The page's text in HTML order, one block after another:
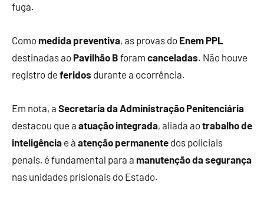
fuga.
Comomedida preventiva, as provas do Enem PPL
destinadas ao Pavilhão B foram canceladas. Não houve
registro de feridos durante a ocorrência.
Em nota, a Secretaria da Administração Penitenciária
destacou que a atuação integrada, aliada aotrabalho de
inteligência e à atenção permanente dos policiais
penais, é fundamental para a manutenção da segurança
nas unidades prisionais do Estado.